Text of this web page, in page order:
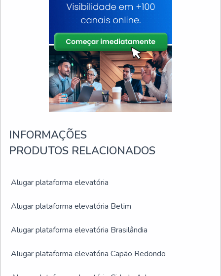
INFORMAÇÕES
PRODUTOS RELACIONADOS
Alugar plataforma elevatória
Alugar plataforma elevatória Betim
Alugar plataforma elevatória Brasilândia
Alugar plataforma elevatória Capão Redondo